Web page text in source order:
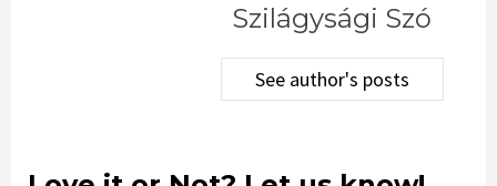
Szilágysági Szó
See author's posts